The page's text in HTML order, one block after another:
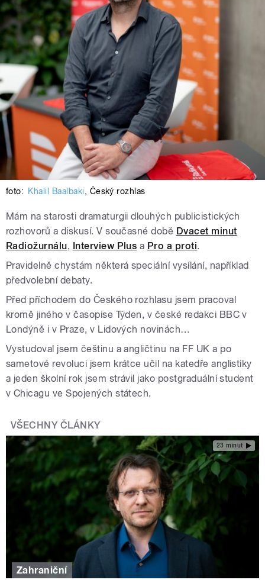
foto: Khalil Baalbaki, Český rozhlas
Mám na starosti dramaturgii dlouhých publicistických
rozhovorů a diskusí. V současné době Dvacet minut
Radiožurnálu, Interview Plus a Pro a proti.
Pravidelně chystám některá speciální vysílání, například
předvolební debaty.
Před příchodem do Českého rozhlasu jsem pracoval
kromě jiného v časopise Týden, v české redakci BBC v
Londýně i v Praze, v Lidových novinách…
Vystudoval jsem češtinu a angličtinu na FF UK a po
sametové revoluci jsem krátce učil na katedře anglistiky
a jeden školní rok jsem strávil jako postgraduální student
v Chicagu ve Spojených státech.
VŠECHNY ČLÁNKY
23 minut
Zahraniční